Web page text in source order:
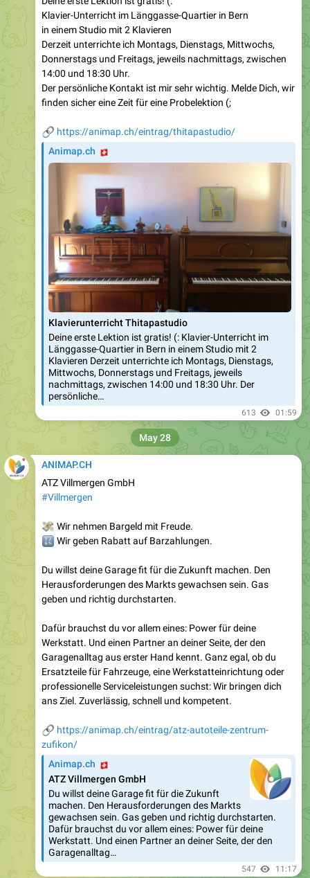
Klavier-Unterricht im Länggasse-Quartier in Bern
in einem Studio mit 2 Klavieren
Derzeit unterrichte ich Montags, Dienstags, Mittwochs,
Donnerstags und Freitags, jeweils nachmittags, zwischen
14:00 und 18:30 Uhr.
Der persönliche Kontakt ist mir sehr wichtig. Melde Dich, wir
finden sicher eine Zeit für eine Probelektion (;
https://animap.ch/eintrag/thitapastudio/
Animap.ch
🇨🇭
Klavierunterricht Thitapastudio
Deine erste Lektion ist gratis! (: Klavier-Unterricht im
Länggasse-Quartier in Bern in einem Studio mit 2
Klavieren Derzeit unterrichte ich Montags, Dienstags,
Mittwochs, Donnerstags und Freitags, jeweils
nachmittags, zwischen 14:00 und 18:30 Uhr. Der
persönliche…
613 01:59
ANIMAP.CH
ATZ Villmergen GmbH
#Villmergen
Wir nehmen Bargeld mit Freude.
Wir geben Rabatt auf Barzahlungen.
Du willst deine Garage fit für die Zukunft machen. Den
Herausforderungen des Markts gewachsen sein. Gas
geben und richtig durchstarten.
Dafür brauchst du vor allem eines: Power für deine
Werkstatt. Und einen Partner an deiner Seite, der den
Garagenalltag aus erster Hand kennt. Ganz egal, ob du
Ersatzteile für Fahrzeuge, eine Werkstatteinrichtung oder
professionelle Serviceleistungen suchst: Wir bringen dich
ans Ziel. Zuverlässig, schnell und kompetent.
https://animap.ch/eintrag/atz-autoteile-zentrum-
zufikon/
Animap.ch
🇨🇭
ATZ Villmergen GmbH
Du willst deine Garage fit für die Zukunft
machen. Den Herausforderungen des Markts
gewachsen sein. Gas geben und richtig durchstarten.
Dafür brauchst du vor allem eines: Power für deine
Werkstatt. Und einen Partner an deiner Seite, der den
Garagenalltag…
547 11:17
May 28